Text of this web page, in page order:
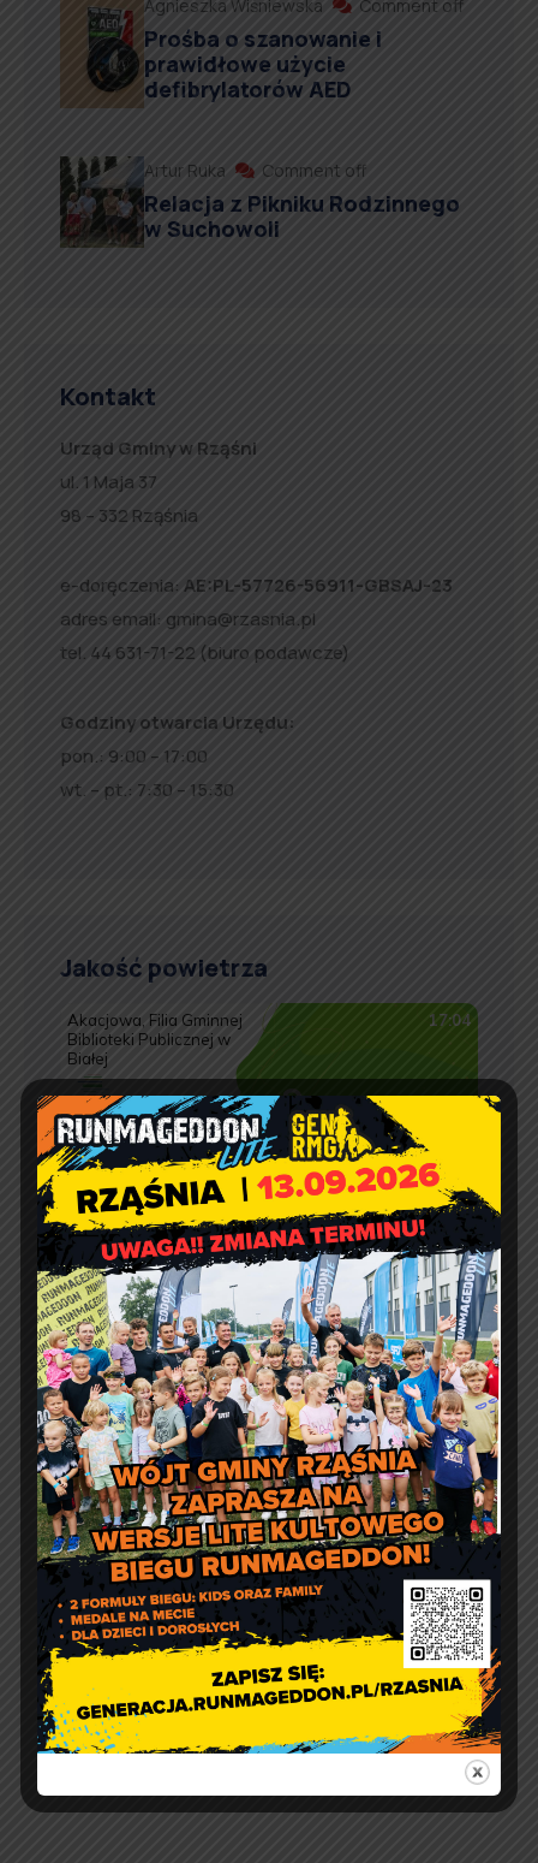
Agnieszka Wiśniewska Comment off
Prośba o szanowanie i
prawidłowe użycie
defibrylatorów AED
Artur Ruka Comment off
Relacja z Pikniku Rodzinnego
w Suchowoli
Kontakt
Urząd Gminy w Rząśni
ul. 1 Maja 37
98 – 332 Rząśnia
e-doręczenia: AE:PL-57726-56911-GBSAJ-23
adres email: gmina@rzasnia.pl
tel. 44 631-71-22 (biuro podawcze)
Godziny otwarcia Urzędu:
pon.: 9:00 – 17:00
wt. – pt.: 7:30 – 15:30
Jakość powietrza